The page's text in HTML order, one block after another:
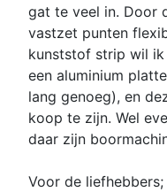
gat te veel in. Door
vastzet punten
kunststof strip wil
een aluminium
lang genoeg), en
koop te zijn. Wel
daar zijn
Voor de